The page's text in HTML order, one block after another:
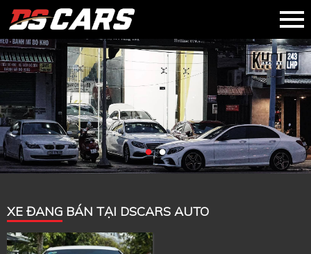
XE ĐANG BÁN TẠI DSCARS AUTO